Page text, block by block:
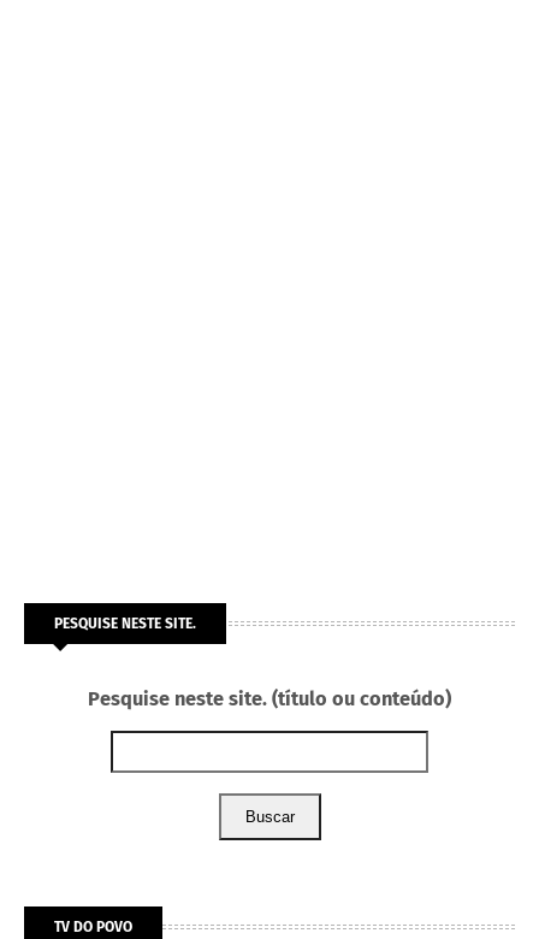
PESQUISE NESTE SITE.
Pesquise neste site. (título ou conteúdo)
Buscar
TV DO POVO